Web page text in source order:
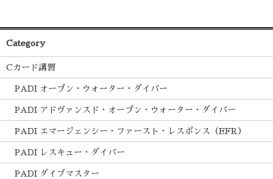
Category
Cカード講習
PADI オープン・ウォーター・ダイバー
PADI アドヴァンスド・オープン・ウォーター・ダイバー
PADI エマージェンシー・ファースト・レスポンス（EFR）
PADI レスキュー・ダイバー
PADI ダイブマスター